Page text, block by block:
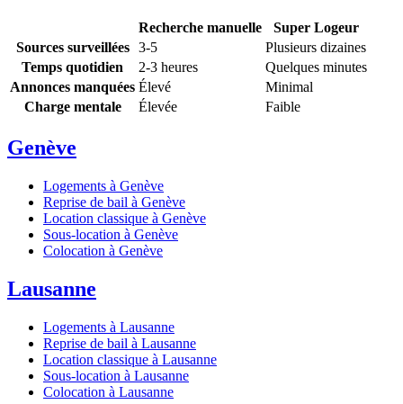
Recherche manuelle
Super Logeur
Sources surveillées
3-5
Plusieurs dizaines
Temps quotidien
2-3 heures
Quelques minutes
Annonces manquées Élevé
Minimal
Charge mentale
Élevée Faible
Genève
Logements à Genève
Reprise de bail à Genève
Location classique à Genève
Sous-location à Genève
Colocation à Genève
Lausanne
Logements à Lausanne
Reprise de bail à Lausanne
Location classique à Lausanne
Sous-location à Lausanne
Colocation à Lausanne